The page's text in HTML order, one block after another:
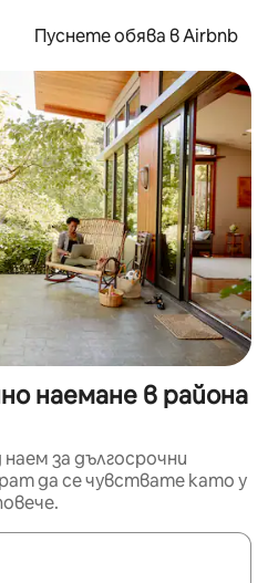
Пуснете обява в Airbnb
наемане в района
за дългосрочни
да се чувствате като у
покажат, използвайте